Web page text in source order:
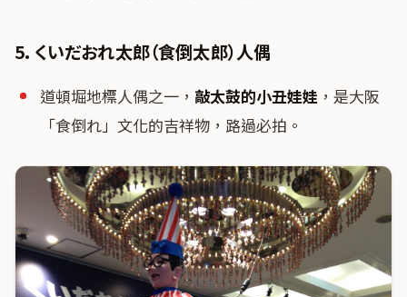
5. くいだおれ太郎（食倒太郎）人偶
道頓堀地標人偶之一， 敲太鼓的小丑娃娃 ，是大阪
「食倒れ」文化的吉祥物，路過必拍。